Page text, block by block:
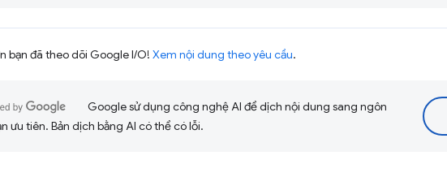
bạn đã theo dõi Google I/O! Xem nội dung theo yêu cầu.
Google sử dụng công nghệ AI để dịch nội dung sang ngôn
ưu tiên. Bản dịch bằng AI có thể có lỗi.